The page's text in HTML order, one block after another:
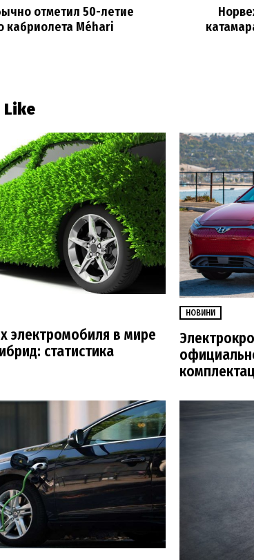
отметил 50-летие
кабриолета Méhari
Like
электромобиля в мире
статистика
НОВИНИ